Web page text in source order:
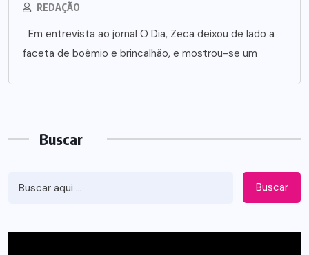
REDAÇÃO
Em entrevista ao jornal O Dia, Zeca deixou de lado a
faceta de boêmio e brincalhão, e mostrou-se um
Buscar
Buscar